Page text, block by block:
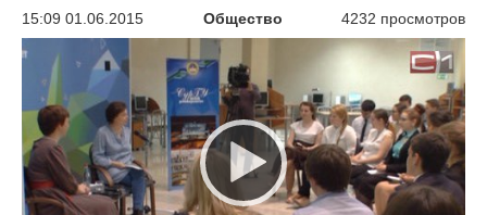
15:09 01.06.2015 Общество 4232 просмотров
Видеоплеер